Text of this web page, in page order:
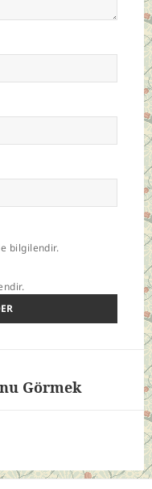
bilgilendir.
Görmek